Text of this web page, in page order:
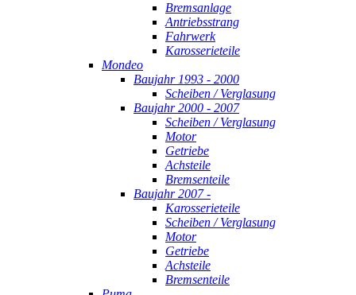
Bremsanlage
Antriebsstrang
Fahrwerk
Karosserieteile
Mondeo
Baujahr 1993 - 2000
Scheiben / Verglasung
Baujahr 2000 - 2007
Scheiben / Verglasung
Motor
Getriebe
Achsteile
Bremsenteile
Baujahr 2007 -
Karosserieteile
Scheiben / Verglasung
Motor
Getriebe
Achsteile
Bremsenteile